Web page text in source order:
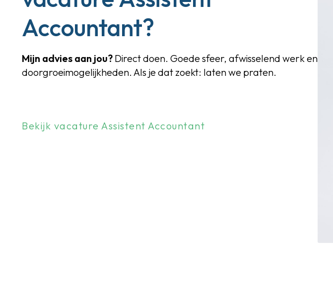
Accountant?
Mijn advies aan jou? Direct doen. Goede sfeer, afwisselend werk en
doorgroeimogelijkheden. Als je dat zoekt: laten we praten.
Bekijk vacature Assistent Accountant